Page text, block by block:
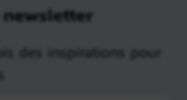
des inspirations pour